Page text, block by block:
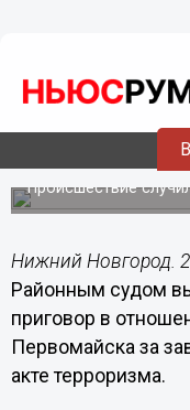
25.04.201409:00
Вынесен
Происшествие
Нижний Новгород.
Районным судом
приговор в
Первомайска за
акте терроризма.